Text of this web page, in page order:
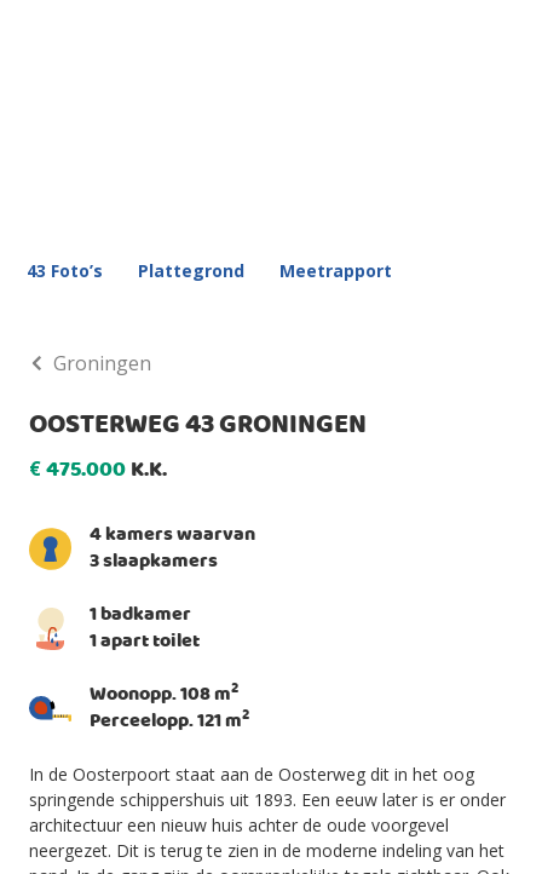
43 Foto’s Plattegrond Meetrapport
Groningen
OOSTERWEG 43 GRONINGEN
€475.000K.K.
4 kamers waarvan
3 slaapkamers
1 badkamer
1 apart toilet
Woonopp. 108 m2
Perceelopp. 121 m2
In de Oosterpoort staat aan de Oosterweg dit in het oog
springende schippershuis uit 1893. Een eeuw later is er onder
architectuur een nieuw huis achter de oude voorgevel
neergezet. Dit is terug te zien in de moderne indeling van het